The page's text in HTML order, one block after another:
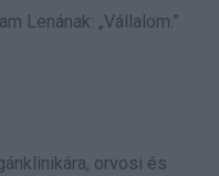
Lenának: „Vállalom.”
orvosi és